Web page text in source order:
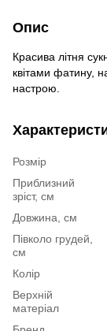
Опис
Красива літня
квітами фатину,
настрою.
Розмір
Приблизний
зріст, см
Довжина, см
Півколо грудей,
см
Колір
Верхній
матеріал